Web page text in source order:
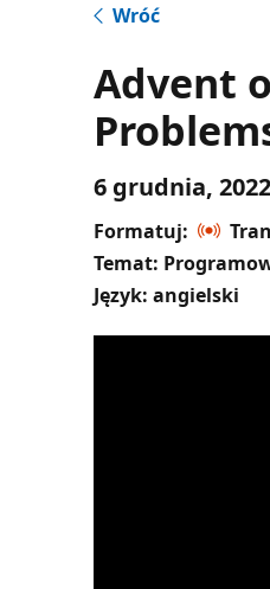
Wróć
Advent
6 grudnia,
Formatuj:
Temat:
Język: angielski